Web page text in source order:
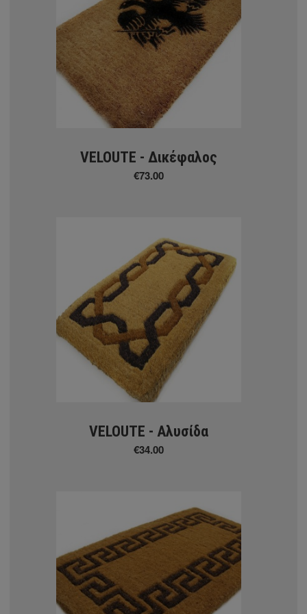
ΜΟΚΕΤΕΣ
ΧΛΟΟΤΑΠΗΤΑΣ
ΤΑΠΕΤΑ
VELOUTE - Δικέφαλος
€73.00
VELOUTE - Αλυσίδα
€34.00